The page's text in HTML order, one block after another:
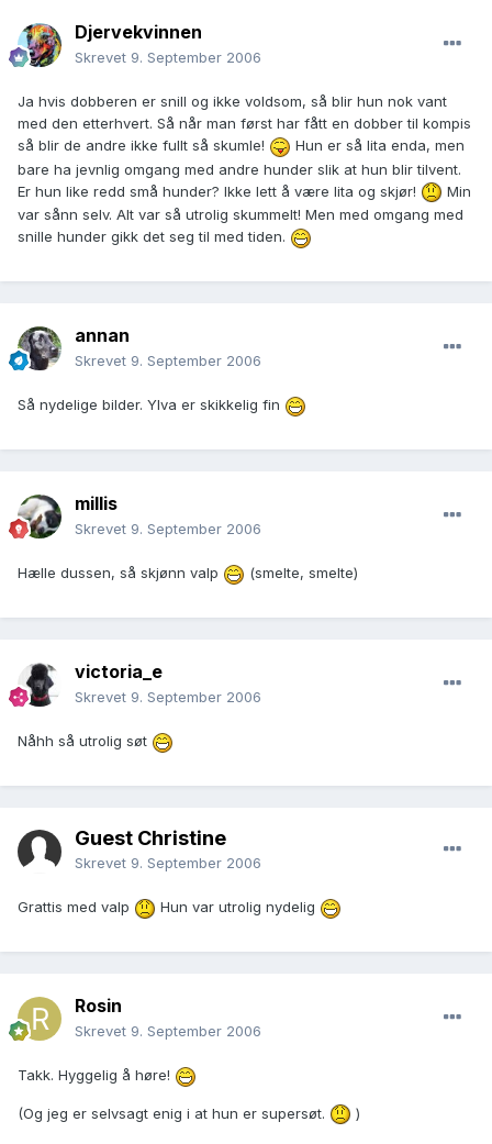
Djervekvinnen
Skrevet 9. September 2006
Ja hvis dobberen er snill og ikke voldsom, så blir hun nok vant
med den etterhvert. Så når man først har fått en dobber til kompis
så blir de andre ikke fullt så skumle!
Hun er så lita enda, men
bare ha jevnlig omgang med andre hunder slik at hun blir tilvent.
Er hun like redd små hunder? Ikke lett å være lita og skjør!
Min
var sånn selv. Alt var så utrolig skummelt! Men med omgang med
snille hunder gikk det seg til med tiden.
annan
Skrevet 9. September 2006
Så nydelige bilder. Ylva er skikkelig fin
millis
Skrevet 9. September 2006
Hælle dussen, så skjønn valp (smelte, smelte)
victoria_e
Skrevet 9. September 2006
Nåhh så utrolig søt
Guest Christine
Skrevet 9. September 2006
Grattis med valp Hun var utrolig nydelig
Rosin
Skrevet 9. September 2006
Takk. Hyggelig å høre!
(Og jeg er selvsagt enig i at hun er supersøt. )